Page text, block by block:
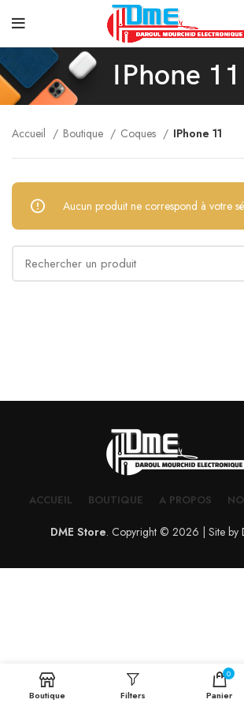
IPhone 11
Accueil Boutique Coques IPhone 11
Aucun produit ne correspond à votre
ACCUEIL BOUTIQUE A PROPOS
DME Store. Copyright © 2026 | Site by
Boutique Filters
0
Panier